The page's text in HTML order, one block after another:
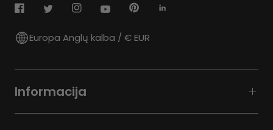
Europa Anglų kalba / € EUR
Informacija